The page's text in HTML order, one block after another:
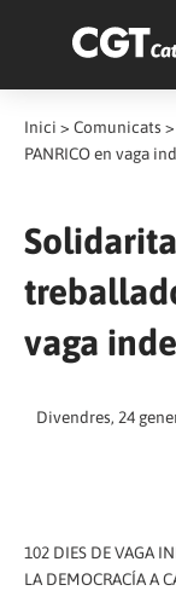
Inici > Comunicats >
PANRICO en vaga
vaga
Divendres, 24
102 DIES DE VAGA
LA DEMOCRACÍA A